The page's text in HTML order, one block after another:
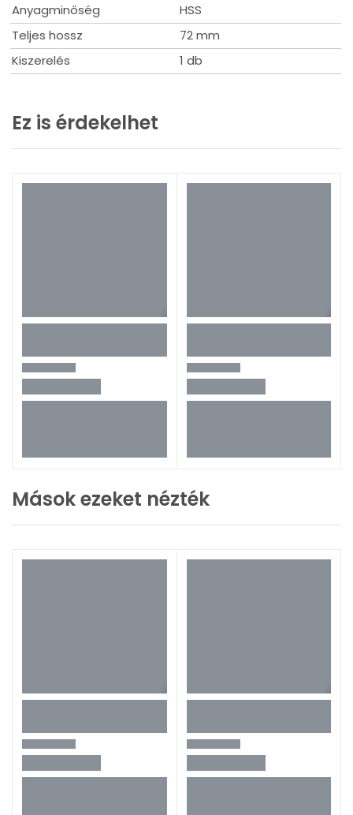
Anyagminőség
HSS
Teljes hossz
72 mm
Kiszerelés
1 db
Ez is érdekelhet
Mások ezeket nézték